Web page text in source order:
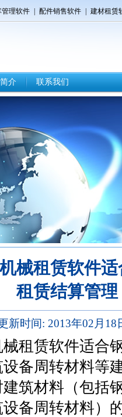
管理软件 配件销售软件 建材租赁
介 联系我们
械租赁软件
租赁结算管理
新时间: 2013年02月
租赁软件适合
备周转材料等
筑材料（包括
备周转材料）